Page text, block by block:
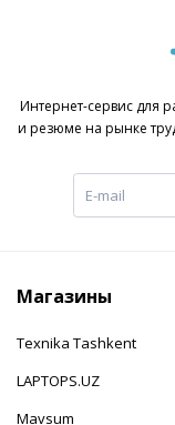
Интернет-сервис для
и резюме на рынке
Магазины
Texnika Tashkent
LAPTOPS.UZ
Mavsum